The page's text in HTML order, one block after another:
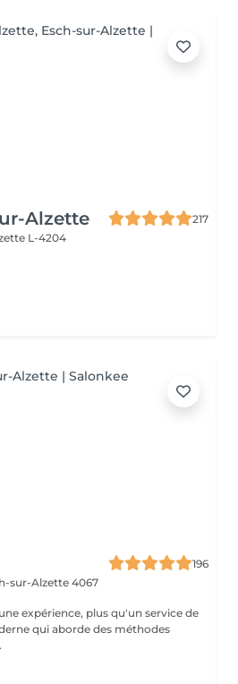
Alzette
217
L-4204
196
sur-Alzette 4067
expérience, plus qu'un service de
qui aborde des méthodes